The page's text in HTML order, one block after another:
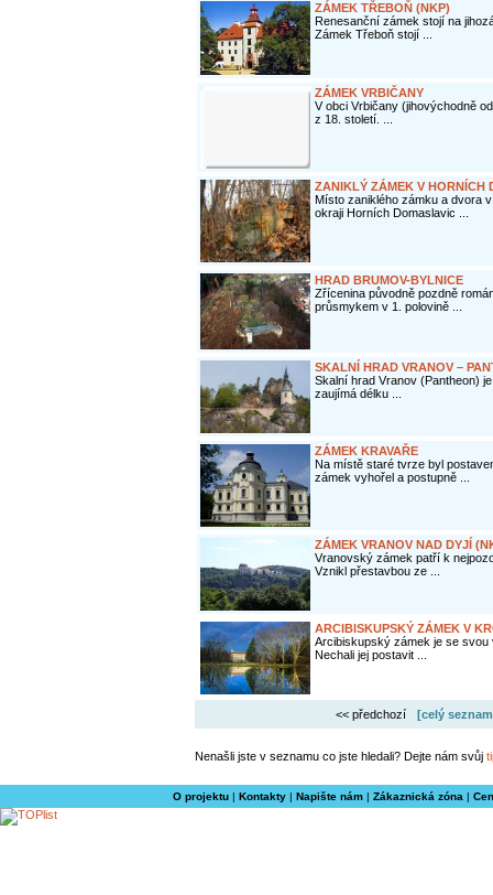
ZÁMEK TŘEBOŇ (NKP)
Renesanční zámek stojí na
Zámek Třeboň stojí ...
ZÁMEK VRBIČANY
V obci Vrbičany (jihovýchodně
z 18. století. ...
ZANIKLÝ ZÁMEK V HORNÍCH
Místo zaniklého zámku a dvora
okraji Horních Domaslavic ...
HRAD BRUMOV-BYLNICE
Zřícenina původně pozdně
průsmykem v 1. polovině ...
SKALNÍ HRAD VRANOV –
Skalní hrad Vranov (Pantheon)
zaujímá délku ...
ZÁMEK KRAVAŘE
Na místě staré tvrze byl
zámek vyhořel a postupně ...
ZÁMEK VRANOV NAD DYJÍ
Vranovský zámek patří k
Vznikl přestavbou ze ...
ARCIBISKUPSKÝ ZÁMEK V
Arcibiskupský zámek je se
Nechali jej postavit ...
<< předchozí [celý
Nenašli jste v seznamu co jste hledali? Dejte nám svůj
O projektu| Kontakty| Napište nám| Zákaznická zóna |